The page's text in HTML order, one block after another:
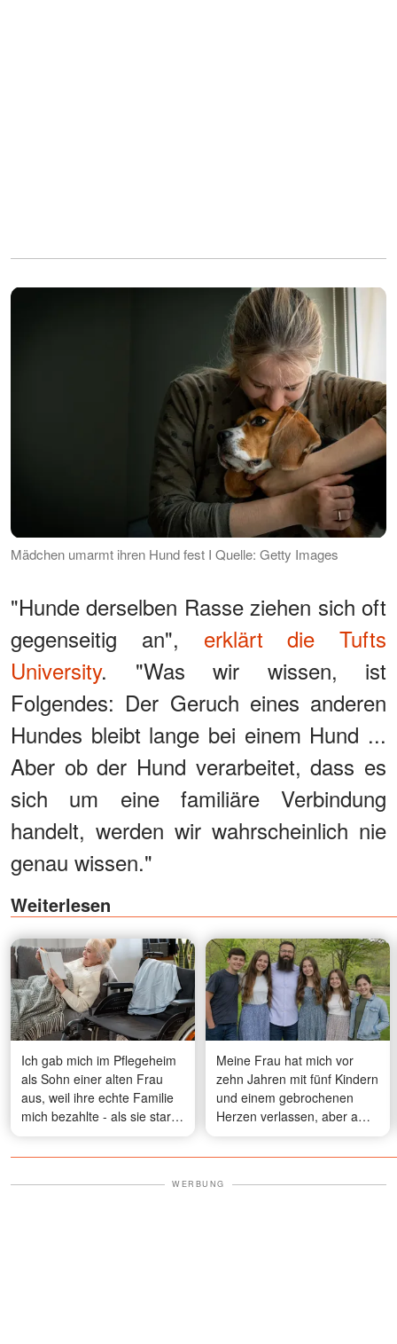
Mädchen umarmt ihren Hund fest I Quelle: Getty Images
"Hunde derselben Rasse ziehen sich oft
gegenseitig an", erklärt die Tufts
University. "Was wir wissen, ist
Folgendes: Der Geruch eines anderen
Hundes bleibt lange bei einem Hund ...
Aber ob der Hund verarbeitet, dass es
sich um eine familiäre Verbindung
handelt, werden wir wahrscheinlich nie
genau wissen."
Weiterlesen
Ich gab mich im Pflegeheim
als Sohn einer alten Frau
aus, weil ihre echte Familie
mich bezahlte - als sie starb,
sagte der Direktor: "Sie hat
dir eine letzte Bitte
Meine Frau hat mich vor
zehn Jahren mit fünf Kindern
und einem gebrochenen
Herzen verlassen, aber am
Muttertag ist sie wieder
aufgetaucht - was meine
hat alle verblüfft
WERBUNG